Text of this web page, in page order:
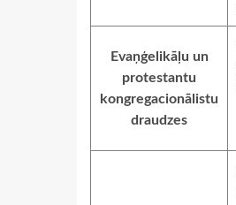
Evaņģelikāļu un
protestantu
kongregacionālistu
draudzes